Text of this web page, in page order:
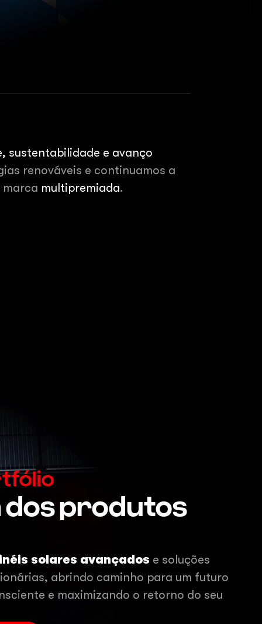
sustentabilidade e avanço
renováveis e continuamos a
marca multipremiada.
dos produtos
solares avançados e soluções
abrindo caminho para um futuro
e maximizando o retorno do seu